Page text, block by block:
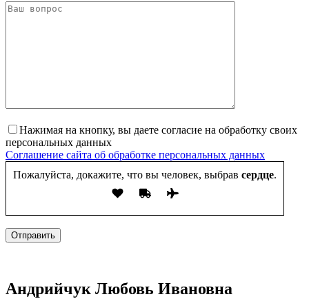
Нажимая на кнопку, вы даете согласие на обработку своих
персональных данных
Соглашение сайта об обработке персональных данных
Пожалуйста, докажите, что вы человек, выбрав сердце.
Отправить
Андрийчук Любовь Ивановна